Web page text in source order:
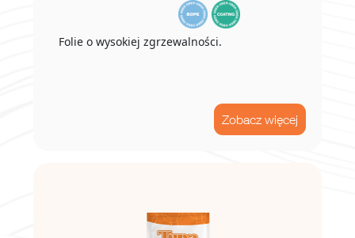
Folie o wysokiej zgrzewalności.
Zobacz więcej